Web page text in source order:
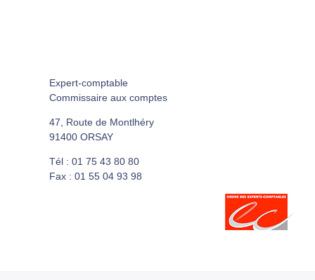
Expert-comptable
Commissaire aux comptes
47, Route de Montlhéry
91400 ORSAY
Tél : 01 75 43 80 80
Fax : 01 55 04 93 98